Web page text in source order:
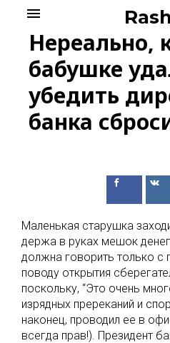
content
menu
Нереально,
бабушке
убедить
банка
Маленькая старушка
держа в руках мешок
должна говорить только с
поводу открытия
поскольку, “Это очень
изрядных пререканий и
наконец, проводил ее в
всегда прав!). Президент